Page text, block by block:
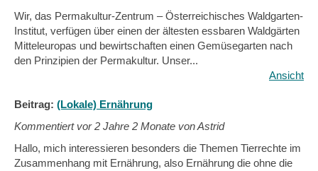
Wir, das Permakultur-Zentrum – Österreichisches Waldgarten-
Institut, verfügen über einen der ältesten essbaren Waldgärten
Mitteleuropas und bewirtschaften einen Gemüsegarten nach
den Prinzipien der Permakultur. Unser...
Ansicht
Beitrag: (Lokale) Ernährung
Kommentiert vor2 Jahre 2 Monate von Astrid
Hallo, mich interessieren besonders die Themen Tierrechte im
Zusammenhang mit Ernährung, also Ernährung die ohne die